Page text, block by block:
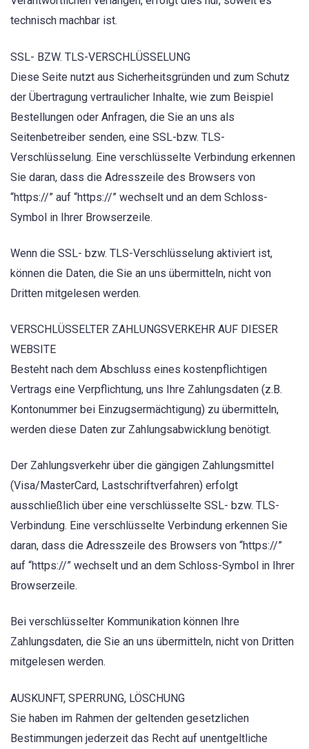
technisch machbar ist.
SSL- BZW. TLS-VERSCHLÜSSELUNG
Diese Seite nutzt aus Sicherheitsgründen und zum Schutz
der Übertragung vertraulicher Inhalte, wie zum Beispiel
Bestellungen oder Anfragen, die Sie an uns als
Seitenbetreiber senden, eine SSL-bzw. TLS-
Verschlüsselung. Eine verschlüsselte Verbindung erkennen
Sie daran, dass die Adresszeile des Browsers von
“https://” auf “https://” wechselt und an dem Schloss-
Symbol in Ihrer Browserzeile.
Wenn die SSL- bzw. TLS-Verschlüsselung aktiviert ist,
können die Daten, die Sie an uns übermitteln, nicht von
Dritten mitgelesen werden.
VERSCHLÜSSELTER ZAHLUNGSVERKEHR AUF DIESER
WEBSITE
Besteht nach dem Abschluss eines kostenpflichtigen
Vertrags eine Verpflichtung, uns Ihre Zahlungsdaten (z.B.
Kontonummer bei Einzugsermächtigung) zu übermitteln,
werden diese Daten zur Zahlungsabwicklung benötigt.
Der Zahlungsverkehr über die gängigen Zahlungsmittel
(Visa/MasterCard, Lastschriftverfahren) erfolgt
ausschließlich über eine verschlüsselte SSL- bzw. TLS-
Verbindung. Eine verschlüsselte Verbindung erkennen Sie
daran, dass die Adresszeile des Browsers von “https://”
auf “https://” wechselt und an dem Schloss-Symbol in Ihrer
Browserzeile.
Bei verschlüsselter Kommunikation können Ihre
Zahlungsdaten, die Sie an uns übermitteln, nicht von Dritten
mitgelesen werden.
AUSKUNFT, SPERRUNG, LÖSCHUNG
Sie haben im Rahmen der geltenden gesetzlichen
Bestimmungen jederzeit das Recht auf unentgeltliche